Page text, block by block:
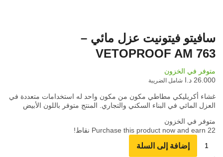
سافيتو فيتونيت عزل مائي –
VETOPROOF AM 763
متوفر في الخزون
26.000 د.ا شامل الضريبة
غشاء أكريليكي مطاطي مكون من مكون واحد له استخدامات متعددة في
العزل المائي في البناء السكني والتجاري. المنتج متوفر باللون الأبيض
متوفر في الخزون
Purchase this product now and earn 22 نقاط!
إضافة إلى السلة